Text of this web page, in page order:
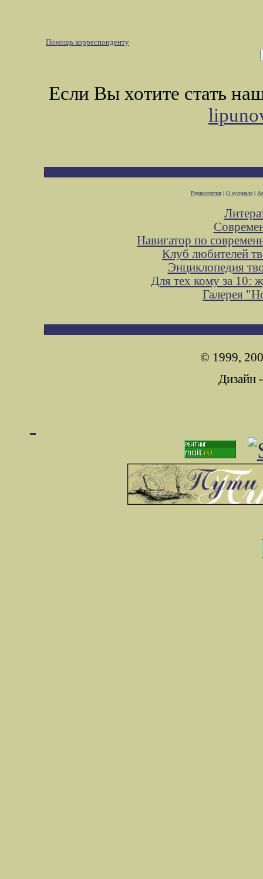
Помощь корреспонденту
Если Вы хотите стать
Редколлегия| О журнале|
Навигатор по
Клуб любителей
Энциклопедия
Для тех кому за 10:
Галерея
© 1999,
Дизайн